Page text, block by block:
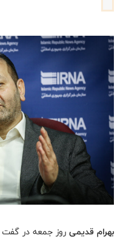
بهرام قدیمی روز جمعه در گفت و